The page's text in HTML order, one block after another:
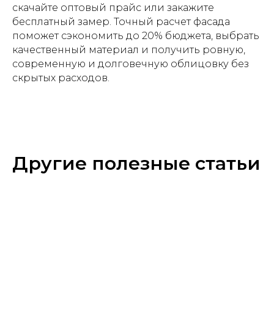
скачайте оптовый прайс или закажите
бесплатный замер. Точный расчет фасада
поможет сэкономить до 20% бюджета, выбрать
качественный материал и получить ровную,
современную и долговечную облицовку без
скрытых расходов.
Другие полезные статьи